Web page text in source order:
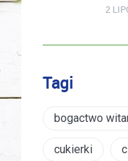
2
Tagi
bogactwo
cukierki